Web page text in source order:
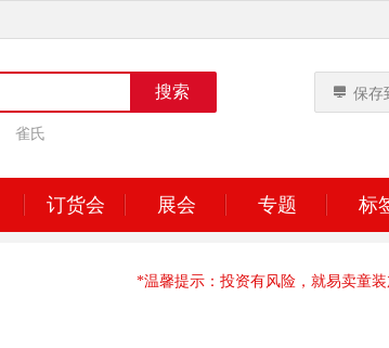
雀氏
保存
订货会 展会 专题 标
*温馨提示：投资有风险，就易卖童